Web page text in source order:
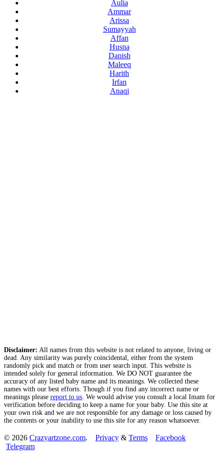
Aulia
Ammar
Arissa
Sumayyah
Affan
Husna
Danish
Maleeq
Harith
Irfan
Anaqi
Disclaimer: All names from this website is not related to anyone, living or
dead. Any similarity was purely coincidental, either from the system
randomly pick and match or from user search input. This website is
intended solely for general information. We DO NOT guarantee the
accuracy of any listed baby name and its meanings. We collected these
names with our best efforts. Though if you find any incorrect name or
meanings please report to us . We would advise you consult a local Imam for
verification before deciding to keep a name for your baby. Use this site at
your own risk and we are not responsible for any damage or loss caused by
the contents or your inability to use this site for any reason whatsoever.
© 2026 Crazyartzone.com. Privacy & Terms
Facebook
Telegram